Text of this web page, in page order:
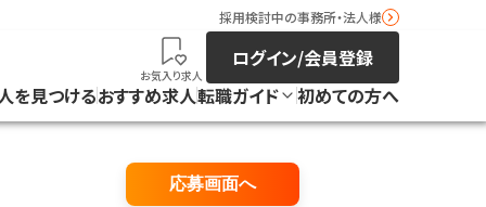
採用検討中の事務所・法人様
お気入り求人
ログイン/会員登録
を見つけるおすすめ求人転職ガイド 初めての方へ
応募画面へ